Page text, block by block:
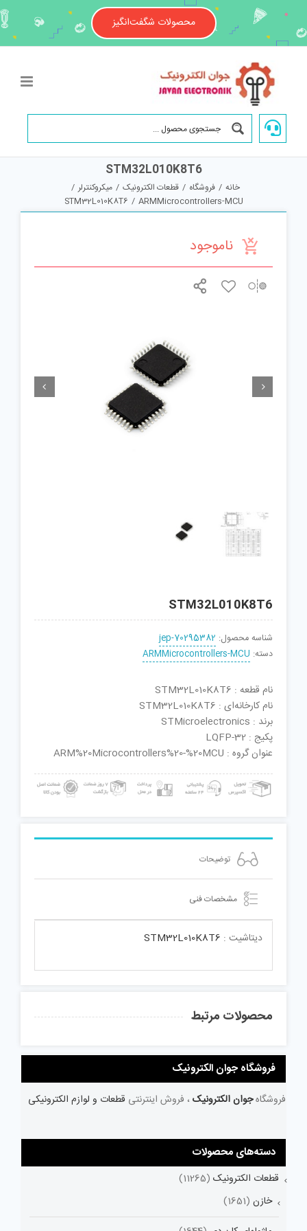
content
محصولات شگفت‌انگیز
STM32L010K8T6
خانه / فروشگاه / قطعات الکترونیک / میکروکنترلر /
ARMMicrocontrollers-MCU
/
STM32L010K8T6
ناموجود
 
STM32L010K8T6
شناسه محصول: jep-70295382
دسته: ARMMicrocontrollers-MCU
نام قطعه : STM32L010K8T6
نام کارخانه‌ای : STM32L010K8T6
برند : STMicroelectronics
پکیج : LQFP-32
عنوان گروه : ARM%20Microcontrollers%20-%20MCU
توضیحات
مشخصات فنی
دیتاشیت : STM32L010K8T6
محصولات مرتبط
فروشگاه جوان الکترونیک
فروشگاهجوان الکترونیک ، فروش اینترنتی قطعات و لوازم الکترونیکی
دسته‌های محصولات
قطعات الکترونیک (11265)
خازن (1651)